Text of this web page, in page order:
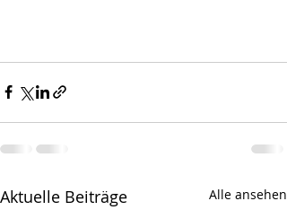
Aktuelle Beiträge Alle ansehen